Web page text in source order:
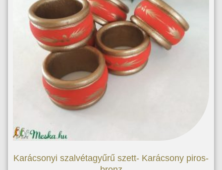
Karácsonyi szalvétagyűrű szett- Karácsony piros-